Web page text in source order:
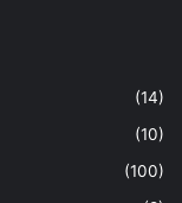
(14)
(10)
(100)